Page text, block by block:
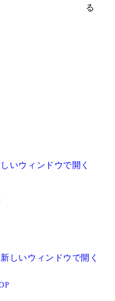
る
いウィンドウで開く
新しいウィンドウで開く